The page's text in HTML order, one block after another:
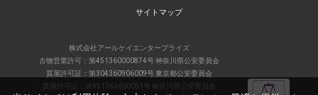
サイトマップ
株式会社アールケイエンタープライズ
古物営業許可：第451360000874号 神奈川県公安委員会
質屋許可証：第304360906009号 東京都公安委員会
質屋許可証：第451363600051号 神奈川県公安委員会